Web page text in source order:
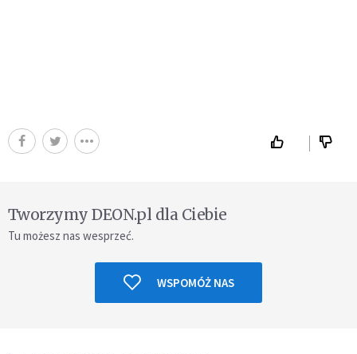
Tworzymy DEON.pl dla Ciebie
Tu możesz nas wesprzeć.
WSPOMÓŻ NAS